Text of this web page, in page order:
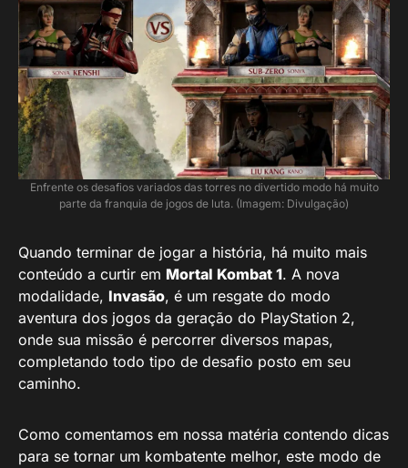
Enfrente os desafios variados das torres no divertido modo há muito
parte da franquia de jogos de luta. (Imagem: Divulgação)
Quando terminar de jogar a história, há muito mais
conteúdo a curtir em Mortal Kombat 1. A nova
modalidade, Invasão, é um resgate do modo
aventura dos jogos da geração do PlayStation 2,
onde sua missão é percorrer diversos mapas,
completando todo tipo de desafio posto em seu
caminho.
Como comentamos em nossa matéria contendo dicas
para se tornar um kombatente melhor, este modo de